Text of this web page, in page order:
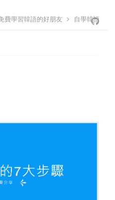
費學習韓語的好朋友 自學韓語